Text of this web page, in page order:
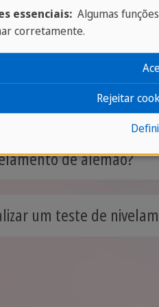
em alemão?
teste?
de alemão?
um teste de
essenciais:Algumas
corretamente.
Rejeitar